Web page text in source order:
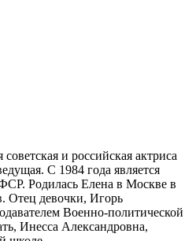
и российская актриса
С 1984 года является
Родилась Елена в Москве в
Отец девочки, Игорь
Военно-политической
Инесса Александровна,